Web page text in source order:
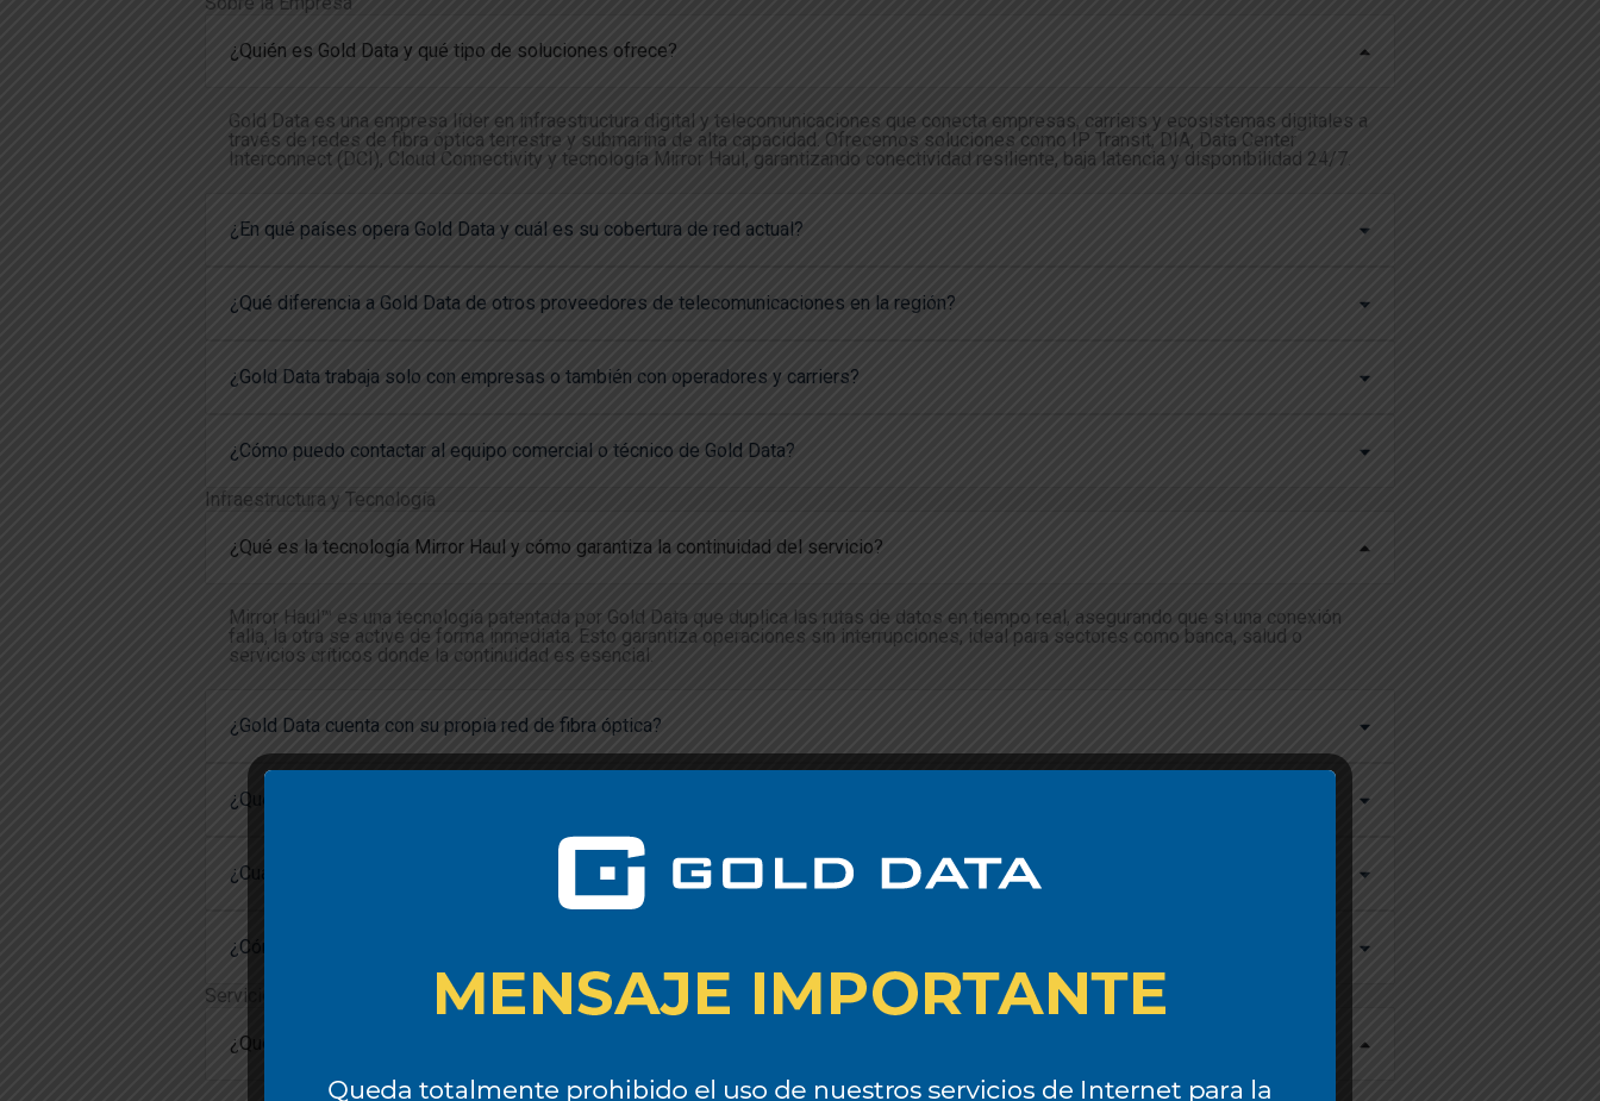
¿Quién es Gold Data y qué tipo de soluciones ofrece?
Gold Data es una empresa líder en infraestructura digital y telecomunicaciones que conecta empresas, carriers y ecosistemas digitales a
través de redes de fibra óptica terrestre y submarina de alta capacidad. Ofrecemos soluciones como IP Transit, DIA, Data Center
Interconnect (DCI), Cloud Connectivity y tecnología Mirror Haul, garantizando conectividad resiliente, baja latencia y disponibilidad 24/7.
¿En qué países opera Gold Data y cuál es su cobertura de red actual?
¿Qué diferencia a Gold Data de otros proveedores de telecomunicaciones en la región?
¿Gold Data trabaja solo con empresas o también con operadores y carriers?
¿Cómo puedo contactar al equipo comercial o técnico de Gold Data?
Infraestructura y Tecnología
¿Qué es la tecnología Mirror Haul y cómo garantiza la continuidad del servicio?
Mirror Haul™ es una tecnología patentada por Gold Data que duplica las rutas de datos en tiempo real, asegurando que si una conexión
falla, la otra se active de forma inmediata. Esto garantiza operaciones sin interrupciones, ideal para sectores como banca, salud o
servicios críticos donde la continuidad es esencial.
¿Gold Data cuenta con su propia red de fibra óptica?
¿Qué beneficios tiene el uso de cables submarinos frente a conexiones satelitales o terrestres tradicionales?
¿Cuál es la latencia promedio entre los principales puntos de conexión en América?
¿Cómo garantiza Gold Data la seguridad y privacidad de los datos que transitan por su red?
Servicios y Soluciones
¿Qué tipo de empresas pueden beneficiarse de las soluciones de Gold Data?